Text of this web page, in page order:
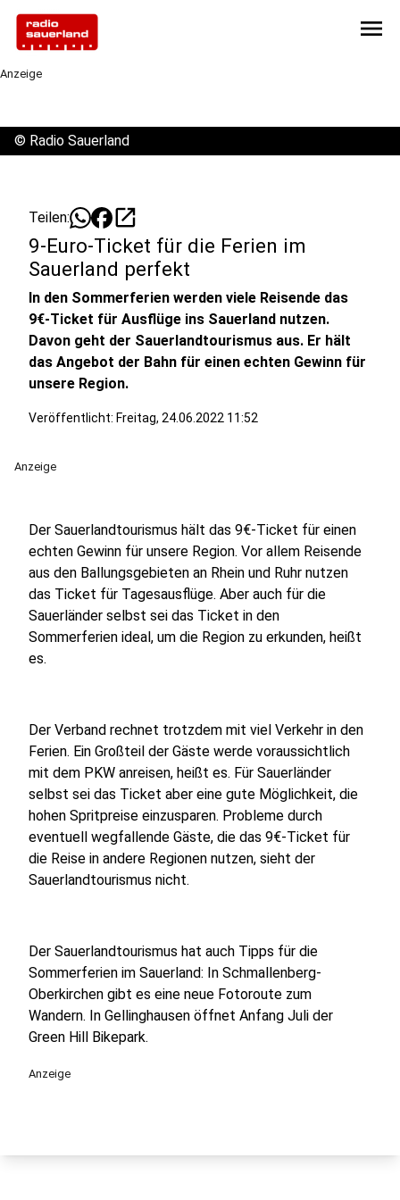
menu
Anzeige
© Radio Sauerland
Teilen: open_in_new
9-Euro-Ticket für die Ferien im
Sauerland perfekt
In den Sommerferien werden viele Reisende das
9€-Ticket für Ausflüge ins Sauerland nutzen.
Davon geht der Sauerlandtourismus aus. Er hält
das Angebot der Bahn für einen echten Gewinn für
unsere Region.
Veröffentlicht: Freitag, 24.06.2022 11:52
Anzeige
Der Sauerlandtourismus hält das 9€-Ticket für einen
echten Gewinn für unsere Region. Vor allem Reisende
aus den Ballungsgebieten an Rhein und Ruhr nutzen
das Ticket für Tagesausflüge. Aber auch für die
Sauerländer selbst sei das Ticket in den
Sommerferien ideal, um die Region zu erkunden, heißt
es.
Der Verband rechnet trotzdem mit viel Verkehr in den
Ferien. Ein Großteil der Gäste werde voraussichtlich
mit dem PKW anreisen, heißt es. Für Sauerländer
selbst sei das Ticket aber eine gute Möglichkeit, die
hohen Spritpreise einzusparen. Probleme durch
eventuell wegfallende Gäste, die das 9€-Ticket für
die Reise in andere Regionen nutzen, sieht der
Sauerlandtourismus nicht.
Der Sauerlandtourismus hat auch Tipps für die
Sommerferien im Sauerland: In Schmallenberg-
Oberkirchen gibt es eine neue Fotoroute zum
Wandern. In Gellinghausen öffnet Anfang Juli der
Green Hill Bikepark.
Anzeige